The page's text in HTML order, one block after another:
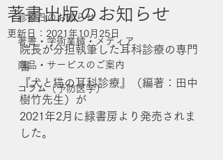
診療日のお知らせ
著書・学術業績・メディア
商品・サービスのご案内
コラム（予防医学）
著書出版のお知らせ
更新日： 2021年10月25日
院長が分担執筆した耳科診療の専門
書
『犬と猫の耳科診療』（編著：田中
樹竹先生）が
2021年2月に緑書房より発売されま
した。